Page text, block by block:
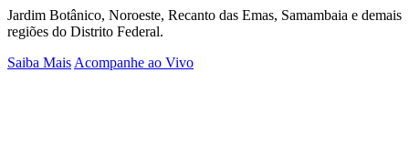
Jardim Botânico, Noroeste, Recanto das Emas, Samambaia e demais
regiões do Distrito Federal.
Saiba Mais Acompanhe ao Vivo